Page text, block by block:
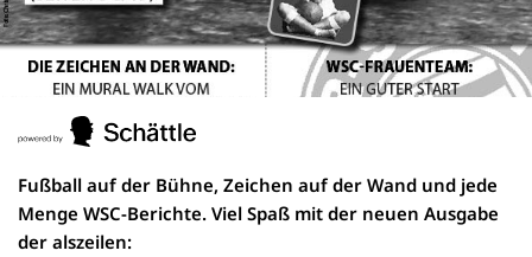
Fußball auf der Bühne, Zeichen auf der Wand und jede
Menge WSC-Berichte. Viel Spaß mit der neuen Ausgabe
der alszeilen: